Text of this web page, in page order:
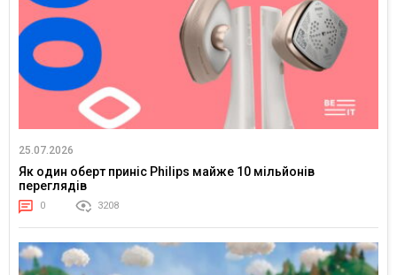
25.07.2026
Як один оберт приніс Philips майже 10 мільйонів
переглядів
0 3208